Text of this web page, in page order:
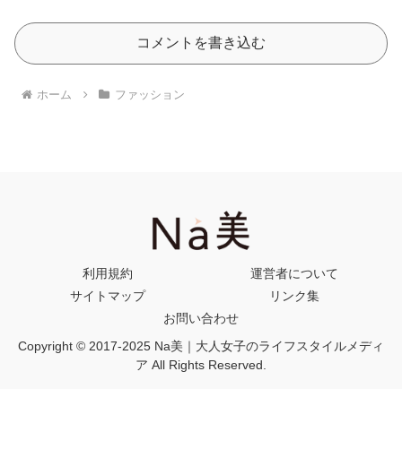
コメントを書き込む
ホーム ファッション
利用規約
運営者について
サイトマップ
リンク集
お問い合わせ
Copyright © 2017-2025 Na美｜大人女子のライフスタイルメディ
ア All Rights Reserved.